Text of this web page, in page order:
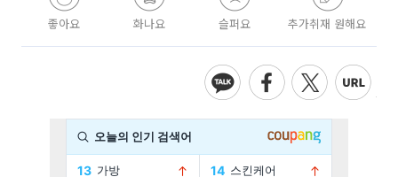
좋아요 화나요 슬퍼요 추가취재 원해요